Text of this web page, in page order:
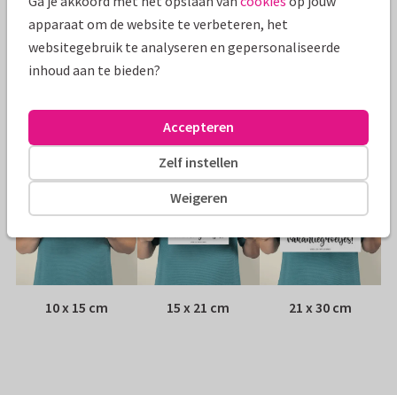
Papiersoort:
Geen, verzonden als ansichtkaart
Formaten
10 x 15 cm 15 x 21 cm 21 x 30 cm
apparaat om de website te verbeteren, het
websitegebruik te analyseren en gepersonaliseerde
inhoud aan te bieden?
Weigeren
Zelf instellen
Accepteren